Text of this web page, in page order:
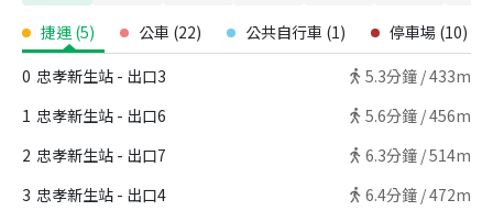
捷運 (5) 公車 (22) 公共自行車 (1) 停車場 (10)
0 忠孝新生站 - 出口3 5.3分鐘 /433m
1 忠孝新生站 - 出口6 5.6分鐘 /456m
2 忠孝新生站 - 出口7 6.3分鐘 /514m
3 忠孝新生站 - 出口4 6.4分鐘 /472m